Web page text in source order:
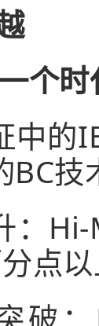
个
中的
BC
：
点